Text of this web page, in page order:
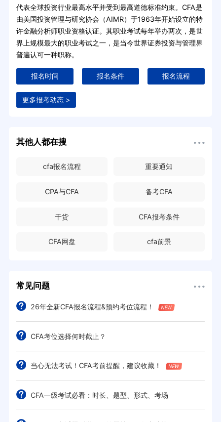
代表全球投资行业最高水平并受到最高道德标准约束。CFA是
由美国投资管理与研究协会（AIMR）于1963年开始设立的特
许金融分析师职业资格认证。其职业考试每年举办两次，是世
界上规模最大的职业考试之一，是当今世界证券投资与管理界
普遍认可一种职称。
报名时间 报名条件 报名流程
更多报考动态 >
其他人都在搜
cfa报名流程 重要通知
CPA与CFA 备考CFA
干货 CFA报考条件
CFA网盘 cfa前景
常见问题
26年全新CFA报名流程&预约考位流程！
CFA考位选择何时截止？
当心无法考试！CFA考前提醒，建议收藏！
CFA一级考试必看：时长、题型、形式、考场